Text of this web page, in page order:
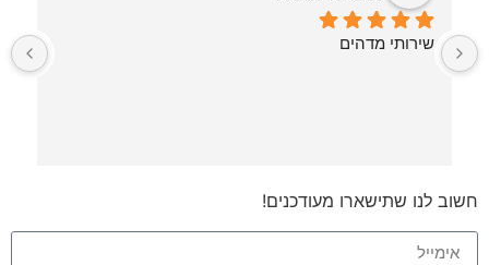
שירותי מדהים
חשוב לנו שתישארו מעודכנים!